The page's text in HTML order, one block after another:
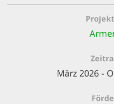
März 2026 -